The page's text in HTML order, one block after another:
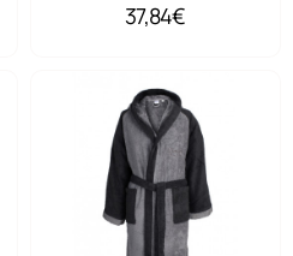
37,84€